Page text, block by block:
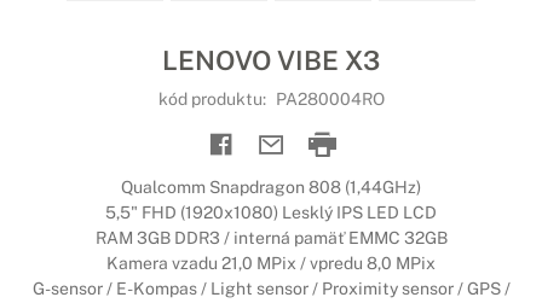
LENOVO VIBE X3
kód produktu: PA280004RO
Qualcomm Snapdragon 808 (1,44GHz)
5,5" FHD (1920x1080) Lesklý IPS LED LCD
RAM 3GB DDR3 / interná pamäť EMMC 32GB
Kamera vzadu 21,0 MPix / vpredu 8,0 MPix
G-sensor / E-Kompas / Light sensor / Proximity sensor / GPS /